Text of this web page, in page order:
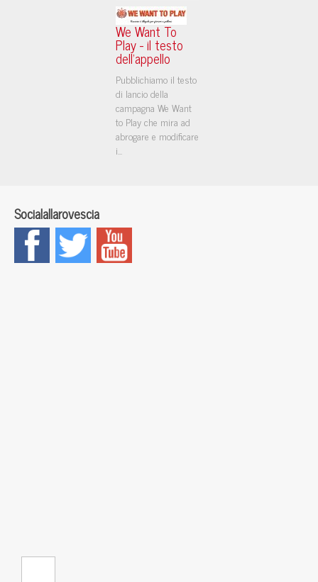
We Want To
Play - il testo
dell'appello
Pubblichiamo il testo
di lancio della
campagna We Want
to Play che mira ad
abrogare e modificare
i...
Socialallarovescia